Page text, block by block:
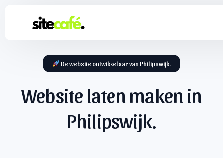
De website ontwikkelaar van Philipswijk.
Website laten maken in
Philipswijk.